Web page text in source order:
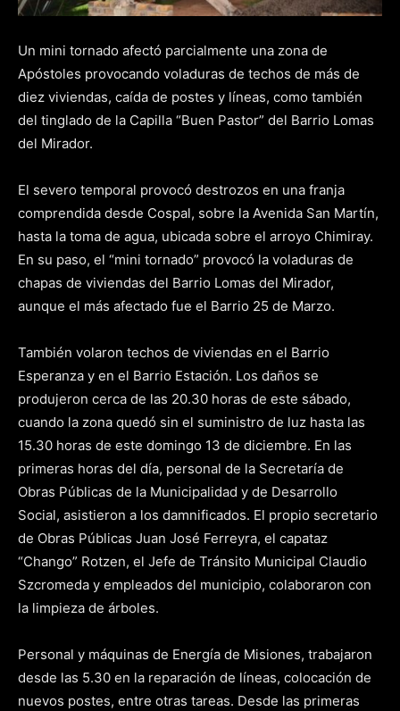
Un mini tornado afectó parcialmente una zona de
Apóstoles provocando voladuras de techos de más de
diez viviendas, caída de postes y líneas, como también
del tinglado de la Capilla “Buen Pastor” del Barrio Lomas
del Mirador.
El severo temporal provocó destrozos en una franja
comprendida desde Cospal, sobre la Avenida San Martín,
hasta la toma de agua, ubicada sobre el arroyo Chimiray.
En su paso, el “mini tornado” provocó la voladuras de
chapas de viviendas del Barrio Lomas del Mirador,
aunque el más afectado fue el Barrio 25 de Marzo.
También volaron techos de viviendas en el Barrio
Esperanza y en el Barrio Estación. Los daños se
produjeron cerca de las 20.30 horas de este sábado,
cuando la zona quedó sin el suministro de luz hasta las
15.30 horas de este domingo 13 de diciembre. En las
primeras horas del día, personal de la Secretaría de
Obras Públicas de la Municipalidad y de Desarrollo
Social, asistieron a los damnificados. El propio secretario
de Obras Públicas Juan José Ferreyra, el capataz
“Chango” Rotzen, el Jefe de Tránsito Municipal Claudio
Szcromeda y empleados del municipio, colaboraron con
la limpieza de árboles.
Personal y máquinas de Energía de Misiones, trabajaron
desde las 5.30 en la reparación de líneas, colocación de
nuevos postes, entre otras tareas. Desde las primeras